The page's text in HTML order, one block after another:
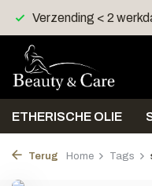
Verzending < 2
ETHERISCHE OLIE
Terug Home Tags